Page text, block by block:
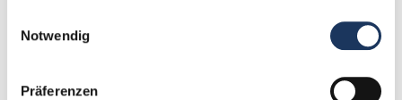
Notwendig
Präferenzen
Jetzt zur kostenlosen Stellenanfrage
Kontakt